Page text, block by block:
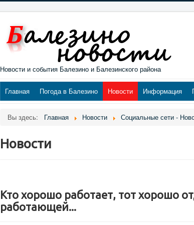
Новости и события Балезино и Балезинского района
Главная Погода в Балезино Новости Информация
Вы здесь: Главная Новости Социальные сети -
Новости
Кто хорошо работает, тот хорошо
работающей...